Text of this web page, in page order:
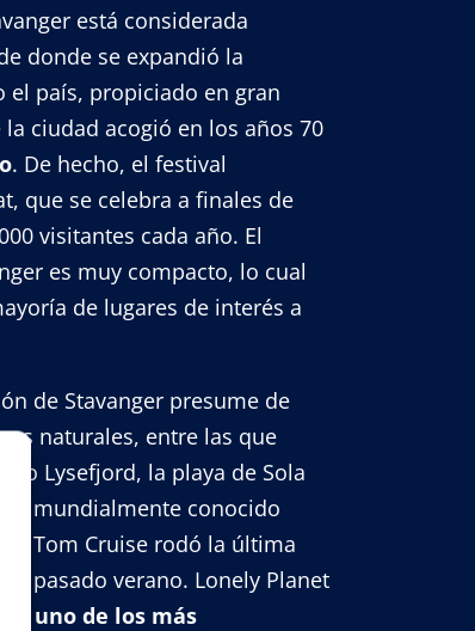
está considerada
donde se expandió la
país, propiciado en gran
ciudad acogió en los años 70
. De hecho, el festival
que se celebra a finales de
visitantes cada año. El
es muy compacto, lo cual
de lugares de interés a
de Stavanger presume de
naturales, entre las que
o Lysefjord, la playa de Sola
el mundialmente conocido
Tom Cruise rodó la última
pasado verano. Lonely Planet
uno de los más